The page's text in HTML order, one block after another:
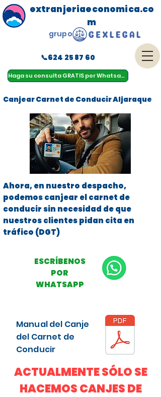
Haga su consulta GRATIS por Whatsapp
menu
extranjeriaeconomica.co
m
📞624 25 87 60
grupo
Canjear Carnet de Conducir Aljaraque
Ahora, en nuestro despacho,
podemos canjear el carnet de
conducir sin necesidad de que
nuestros clientes pidan cita en
tráfico (DGT)
ESCRÍBENOS
POR
WHATSAPP
Manual del Canje
del Carnet de
Conducir
ACTUALMENTE SÓLO SE
HACEMOS CANJES DE